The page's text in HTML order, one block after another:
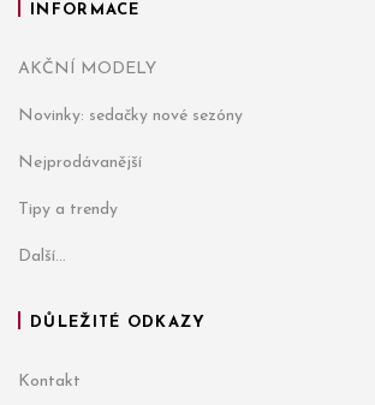
INFORMACE
AKČNÍ MODELY
Novinky: sedačky nové sezóny
Nejprodávanější
Tipy a trendy
Další...
DŮLEŽITÉ ODKAZY
Kontakt